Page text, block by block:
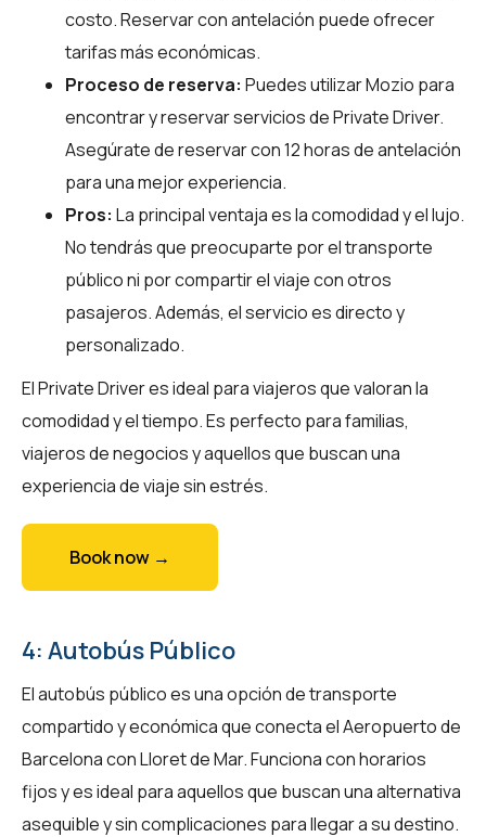
costo. Reservar con antelación puede ofrecer
tarifas más económicas.
Proceso de reserva: Puedes utilizarMozio para
encontrar y reservar servicios de Private Driver.
Asegúrate de reservar con 12 horas de antelación
para una mejor experiencia.
Pros: La principal ventaja es la comodidad y el lujo.
No tendrás que preocuparte por el transporte
público ni por compartir el viaje con otros
pasajeros. Además, el servicio es directo y
personalizado.
El Private Driver es ideal para viajeros que valoran la
comodidad y el tiempo. Es perfecto para familias,
viajeros de negocios y aquellos que buscan una
experiencia de viaje sin estrés.
Book now →
4: Autobús Público
El autobús público es una opción de transporte
compartido y económica que conecta el Aeropuerto de
Barcelona con Lloret de Mar. Funciona con horarios
fijos y es ideal para aquellos que buscan una alternativa
asequible y sin complicaciones para llegar a su destino.